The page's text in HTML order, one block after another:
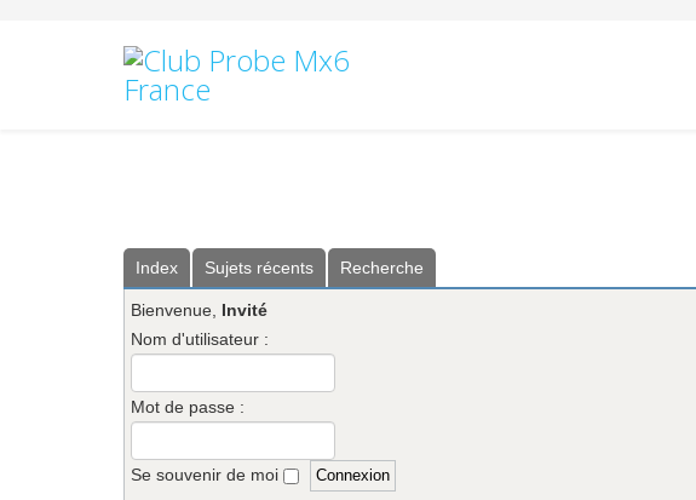
Index Sujets récents Recherche
Bienvenue, Invité
Nom d'utilisateur :
Mot de passe :
Se souvenir de moi